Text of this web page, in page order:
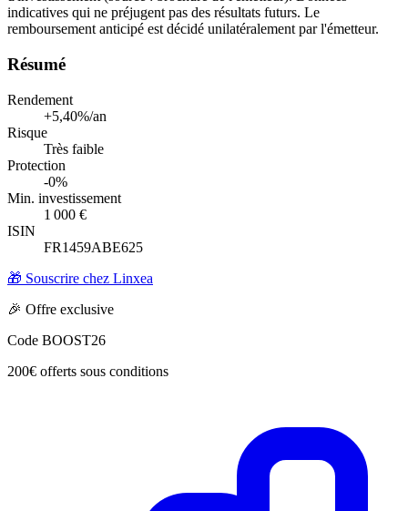
indicatives qui ne préjugent pas des résultats futurs. Le
remboursement anticipé est décidé unilatéralement par l'émetteur.
Résumé
Rendement
+5,40%/an
Risque
Très faible
Protection
-0%
Min. investissement
1 000 €
ISIN
FR1459ABE625
🎁 Souscrire chez Linxea
🎉 Offre exclusive
Code BOOST26
200€ offerts sous conditions